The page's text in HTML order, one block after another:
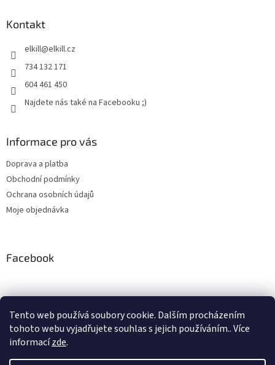
Tento web používá soubory cookie. Dalším procházením
tohoto webu vyjadřujete souhlas s jejich používáním.. Více
informacízde.
Kontakt
elkill@elkill.cz
734 132 171
604 461 450
Najdete nás také na Facebooku ;)
Informace pro vás
Doprava a platba
Obchodní podmínky
Ochrana osobních údajů
Moje objednávka
Facebook